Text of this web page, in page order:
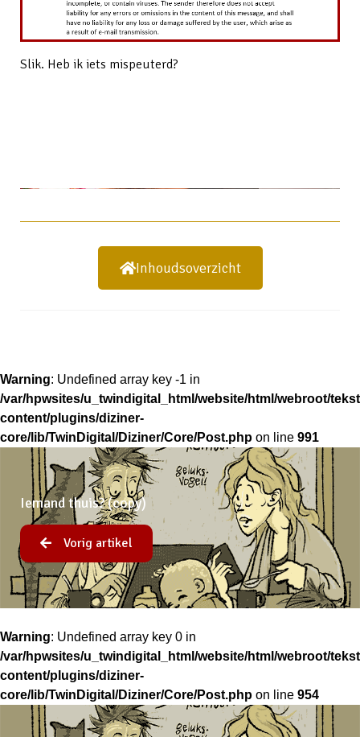
Slik. Heb ik iets mispeuterd?
Inhoudsoverzicht
Warning: Undefined array key -1 in
/var/hpwsites/u_twindigital_html/website/html/webroot/
content/plugins/diziner-
core/lib/TwinDigital/Diziner/Core/Post.php on line 991
Iemand thuis? (copy)
Vorig artikel
Warning: Undefined array key 0 in
/var/hpwsites/u_twindigital_html/website/html/webroot/
content/plugins/diziner-
core/lib/TwinDigital/Diziner/Core/Post.php on line 954